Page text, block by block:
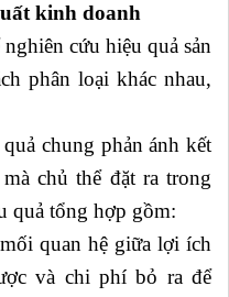
kinh doanh
cứu hiệu quả sản
phân loại khác nhau,
chung phản ánh kết
chủ thể đặt ra trong
quả tổng hợp gồm:
quan hệ giữa lợi ích
và chi phí bỏ ra để